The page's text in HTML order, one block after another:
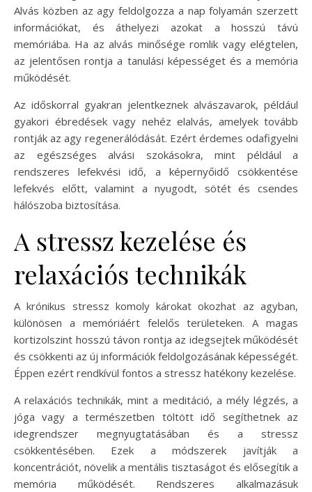
Alvás közben az agy feldolgozza a nap folyamán szerzett
információkat, és áthelyezi azokat a hosszú távú
memóriába. Ha az alvás minősége romlik vagy elégtelen,
az jelentősen rontja a tanulási képességet és a memória
működését.
Az időskorral gyakran jelentkeznek alvászavarok, például
gyakori ébredések vagy nehéz elalvás, amelyek tovább
rontják az agy regenerálódását. Ezért érdemes odafigyelni
az egészséges alvási szokásokra, mint például a
rendszeres lefekvési idő, a képernyőidő csökkentése
lefekvés előtt, valamint a nyugodt, sötét és csendes
hálószoba biztosítása.
A stressz kezelése és
relaxációs technikák
A krónikus stressz komoly károkat okozhat az agyban,
különösen a memóriáért felelős területeken. A magas
kortizolszint hosszú távon rontja az idegsejtek működését
és csökkenti az új információk feldolgozásának képességét.
Éppen ezért rendkívül fontos a stressz hatékony kezelése.
A relaxációs technikák, mint a meditáció, a mély légzés, a
jóga vagy a természetben töltött idő segíthetnek az
idegrendszer megnyugtatásában és a stressz
csökkentésében. Ezek a módszerek javítják a
koncentrációt, növelik a mentális tisztaságot és elősegítik a
memória működését. Rendszeres alkalmazásuk